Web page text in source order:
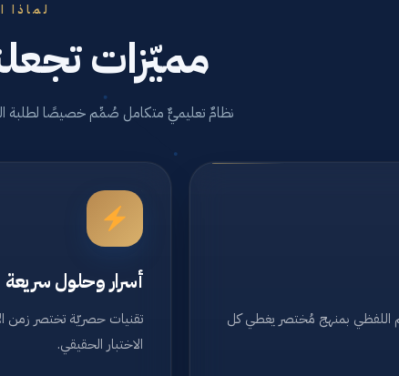
لماذا
مميّزات
نظامٌ تعليميٌّ متكامل صُمِّم خصيصًا لطلبة
اللفظي بمنهج مُختصر يغطي كل
أسرار وحلول سريعة
تقنيات حصريّة تختصر زمن
الاختبار الحقيقي.